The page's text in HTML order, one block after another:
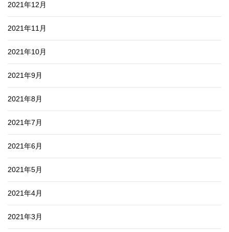
2021年12月
2021年11月
2021年10月
2021年9月
2021年8月
2021年7月
2021年6月
2021年5月
2021年4月
2021年3月